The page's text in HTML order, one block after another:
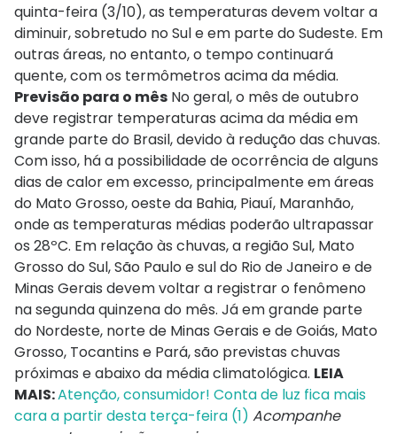
quinta-feira (3/10), as temperaturas devem voltar a
diminuir, sobretudo no Sul e em parte do Sudeste. Em
outras áreas, no entanto, o tempo continuará
quente, com os termômetros acima da média.
Previsão para o mês No geral, o mês de outubro
deve registrar temperaturas acima da média em
grande parte do Brasil, devido à redução das chuvas.
Com isso, há a possibilidade de ocorrência de alguns
dias de calor em excesso, principalmente em áreas
do Mato Grosso, oeste da Bahia, Piauí, Maranhão,
onde as temperaturas médias poderão ultrapassar
os 28ºC. Em relação às chuvas, a região Sul, Mato
Grosso do Sul, São Paulo e sul do Rio de Janeiro e de
Minas Gerais devem voltar a registrar o fenômeno
na segunda quinzena do mês. Já em grande parte
do Nordeste, norte de Minas Gerais e de Goiás, Mato
Grosso, Tocantins e Pará, são previstas chuvas
próximas e abaixo da média climatológica. LEIA
MAIS:Atenção, consumidor! Conta de luz fica mais
cara a partir desta terça-feira (1) Acompanhe